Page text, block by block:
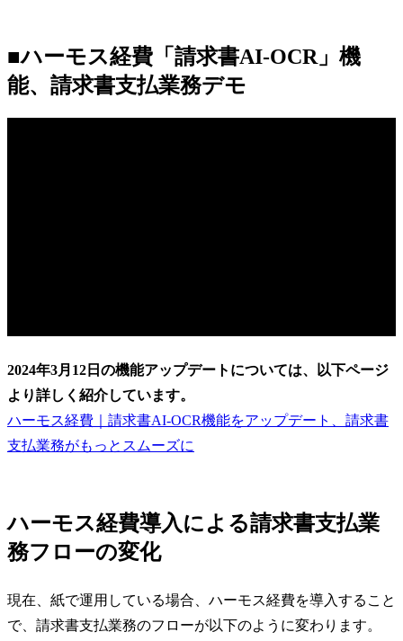
■ハーモス経費「請求書AI-OCR」機
能、請求書支払業務デモ
2024年3月12日の機能アップデートについては、以下ページ
より詳しく紹介しています。
ハーモス経費｜請求書AI-OCR機能をアップデート、請求書
支払業務がもっとスムーズに
ハーモス経費導入による請求書支払業
務フローの変化
現在、紙で運用している場合、ハーモス経費を導入すること
で、請求書支払業務のフローが以下のように変わります。